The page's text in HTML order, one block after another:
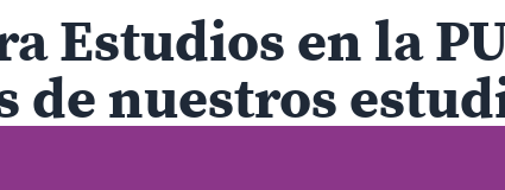
Estudios en la
de nuestros